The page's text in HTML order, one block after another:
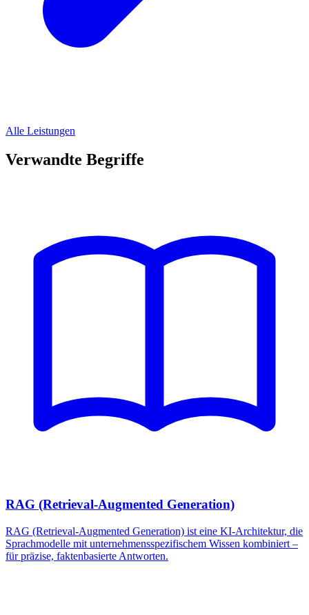
Alle Leistungen
Verwandte Begriffe
RAG (Retrieval-Augmented Generation)
RAG (Retrieval-Augmented Generation) ist eine KI-Architektur, die
Sprachmodelle mit unternehmensspezifischem Wissen kombiniert –
für präzise, faktenbasierte Antworten.